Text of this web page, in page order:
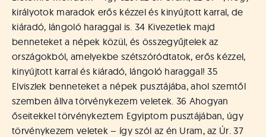
királyotok maradok erős kézzel és kinyújtott karral, de
kiáradó, lángoló haraggal is. 34 Kivezetlek majd
benneteket a népek közül, és összegyűjtelek az
országokból, amelyekbe szétszóródtatok, erős kézzel,
kinyújtott karral és kiáradó, lángoló haraggal! 35
Elviszlek benneteket a népek pusztájába, ahol szemtől
szemben állva törvénykezem veletek. 36 Ahogyan
őseitekkel törvénykeztem Egyiptom pusztájában, úgy
törvénykezem veletek – így szól az én Uram, az Úr. 37